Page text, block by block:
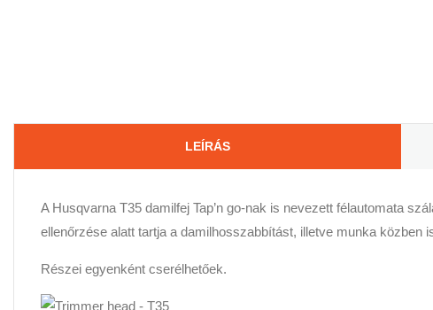
LEÍRÁS
A Husqvarna T35 damilfej Tap’n go-nak is nevezett félautomata
ellenőrzése alatt tartja a damilhosszabbítást, illetve munka
Részei egyenként cserélhetőek.